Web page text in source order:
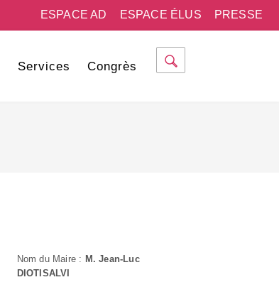
PRESSE
ESPACE ÉLUS
ESPACE AD
Services Congrès
Nom du Maire : M. Jean-Luc
DIOTISALVI